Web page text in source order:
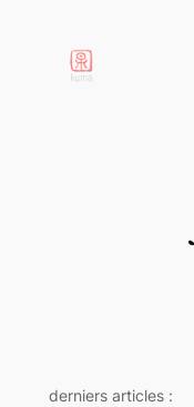
contenu
derniers articles :